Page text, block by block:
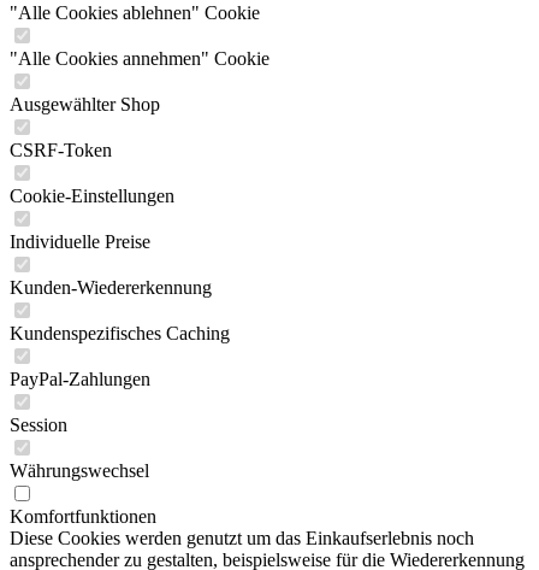
"Alle Cookies ablehnen" Cookie
"Alle Cookies annehmen" Cookie
Ausgewählter Shop
CSRF-Token
Cookie-Einstellungen
Individuelle Preise
Kunden-Wiedererkennung
Kundenspezifisches Caching
PayPal-Zahlungen
Session
Währungswechsel
Komfortfunktionen
Diese Cookies werden genutzt um das Einkaufserlebnis noch
ansprechender zu gestalten, beispielsweise für die Wiedererkennung